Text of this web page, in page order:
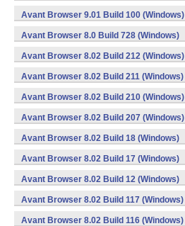
Avant Browser 9.01 Build 100 (Windows)
Avant Browser 8.0 Build 728 (Windows)
Avant Browser 8.02 Build 212 (Windows)
Avant Browser 8.02 Build 211 (Windows)
Avant Browser 8.02 Build 210 (Windows)
Avant Browser 8.02 Build 207 (Windows)
Avant Browser 8.02 Build 18 (Windows)
Avant Browser 8.02 Build 17 (Windows)
Avant Browser 8.02 Build 12 (Windows)
Avant Browser 8.02 Build 117 (Windows)
Avant Browser 8.02 Build 116 (Windows)